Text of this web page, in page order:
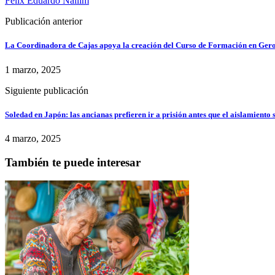
Publicación anterior
La Coordinadora de Cajas apoya la creación del Curso de Formación en
1 marzo, 2025
Siguiente publicación
Soledad en Japón: las ancianas prefieren ir a prisión antes que el aislamiento
4 marzo, 2025
También te puede interesar